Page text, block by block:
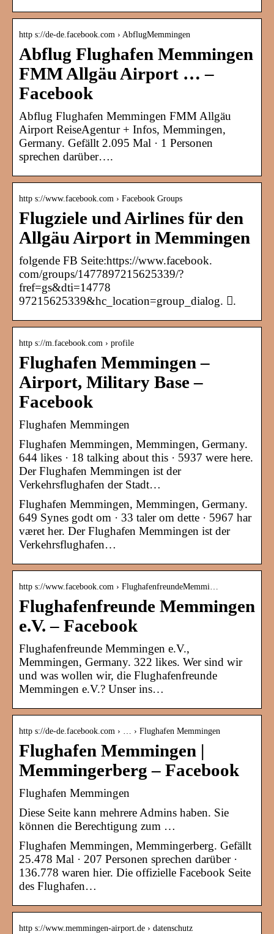
http s://de-de.facebook.com › AbflugMemmingen
Abflug Flughafen Memmingen
FMM Allgäu Airport … –
Facebook
Abflug Flughafen Memmingen FMM Allgäu
Airport ReiseAgentur + Infos, Memmingen,
Germany. Gefällt 2.095 Mal · 1 Personen
sprechen darüber….
http s://www.facebook.com › Facebook Groups
Flugziele und Airlines für den
Allgäu Airport in Memmingen
folgende FB Seite:https://www.facebook.
com/groups/1477897215625339/?
fref=gs&dti=14778
97215625339&hc_location=group_dialog. 󰟠.
http s://m.facebook.com › profile
Flughafen Memmingen –
Airport, Military Base –
Facebook
Flughafen Memmingen
Flughafen Memmingen, Memmingen, Germany.
644 likes · 18 talking about this · 5937 were here.
Der Flughafen Memmingen ist der
Verkehrsflughafen der Stadt…
Flughafen Memmingen, Memmingen, Germany.
649 Synes godt om · 33 taler om dette · 5967 har
været her. Der Flughafen Memmingen ist der
Verkehrsflughafen…
http s://www.facebook.com › FlughafenfreundeMemmi…
Flughafenfreunde Memmingen
e.V. – Facebook
Flughafenfreunde Memmingen e.V.,
Memmingen, Germany. 322 likes. Wer sind wir
und was wollen wir, die Flughafenfreunde
Memmingen e.V.? Unser ins…
http s://de-de.facebook.com › … › Flughafen Memmingen
Flughafen Memmingen |
Memmingerberg – Facebook
Flughafen Memmingen
Diese Seite kann mehrere Admins haben. Sie
können die Berechtigung zum …
Flughafen Memmingen, Memmingerberg. Gefällt
25.478 Mal · 207 Personen sprechen darüber ·
136.778 waren hier. Die offizielle Facebook Seite
des Flughafen…
http s://www.memmingen-airport.de › datenschutz